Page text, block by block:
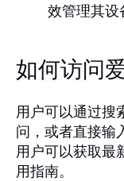
效管理其设
如何访问
用户可以通过搜
问，或者直接输
用户可以获取最
用指南。